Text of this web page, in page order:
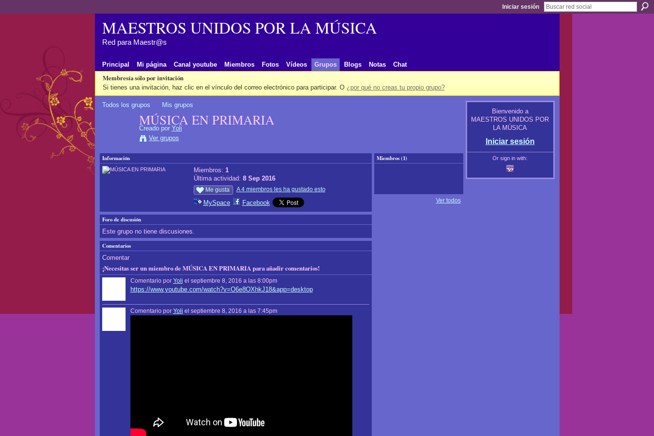
Iniciar sesión
MAESTROS UNIDOS POR LA MÚSICA
Red para Maestr@s
Principal Mi página Canal youtube Miembros Fotos Vídeos Grupos Blogs Notas Chat
Membresía sólo por invitación
Si tienes una invitación, haz clic en el vínculo del correo electrónico para participar. O ¿por qué no creas tu propio grupo?
Todos los grupos Mis grupos
MÚSICA EN PRIMARIA
Creado por Yoli
Ver grupos
Información
Miembros: 1
Última actividad: 8 Sep 2016
Me gusta A 4 miembros les ha gustado esto
MySpace Facebook
Foro de discusión
Este grupo no tiene discusiones.
Comentarios
Comentar
¡Necesitas ser un miembro de MÚSICA EN PRIMARIA para añadir comentarios!
Comentario por Yoli el septiembre 8, 2016 a las 8:00pm
https://www.youtube.com/watch?v=O6e8OXhkJ18&app=desktop
Comentario por Yoli el septiembre 8, 2016 a las 7:45pm
Miembros (1)
Ver todos
Bienvenido a
MAESTROS UNIDOS POR
LA MÚSICA
Iniciar sesión
Or sign in with: